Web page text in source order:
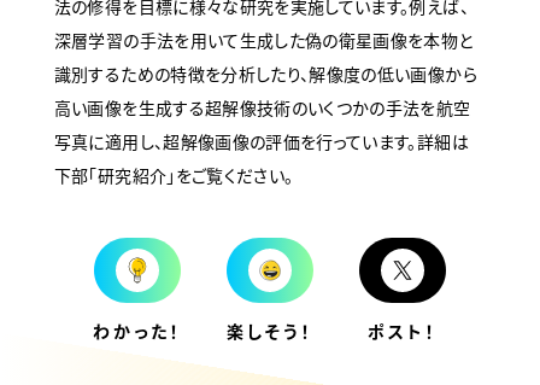
法の修得を目標に様々な研究を実施しています。例えば、
深層学習の手法を用いて生成した偽の衛星画像を本物と
識別するための特徴を分析したり、解像度の低い画像から
高い画像を生成する超解像技術のいくつかの手法を航空
写真に適用し、超解像画像の評価を行っています。詳細は
下部「研究紹介」をご覧ください。
わかった！ 楽しそう！ ポスト！